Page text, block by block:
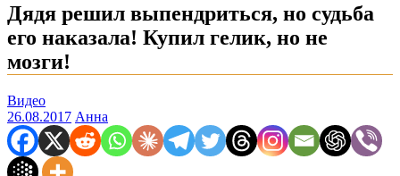
Дядя решил выпендриться, но судьба
его наказала! Купил гелик, но не
мозги!
Видео
26.08.2017 Анна